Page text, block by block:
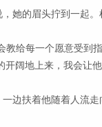
她的眉头拧到一起。
教给每一个愿意受
阔地上来，我会让
边扶着他随着人流走